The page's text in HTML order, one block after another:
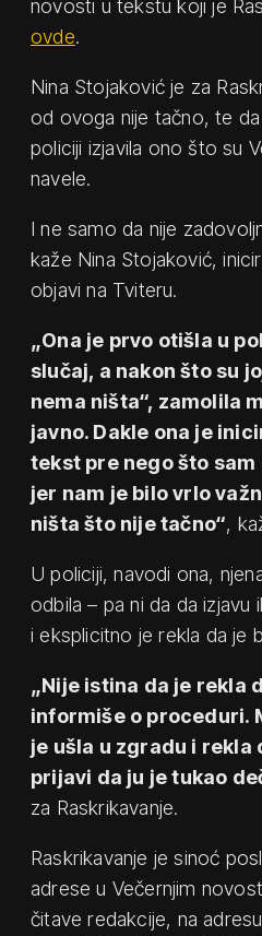
novosti u tekstu koji je
ovde.
Nina Stojaković je za
od ovoga nije tačno, te
policiji izjavila ono što su
navele.
I ne samo da nije
kaže Nina Stojaković,
objavi na Tviteru.
„Ona je prvo otišla u
slučaj, a nakon što su
nema ništa“, zamolila
javno. Dakle ona je
tekst pre nego što
jer nam je bilo vrlo
ništa što nije tačno“,
U policiji, navodi ona,
odbila – pa ni da da izjavu
i eksplicitno je rekla da je
„Nije istina da je rekla
informiše o proceduri.
je ušla u zgradu i rekla
prijavi da ju je tukao
za Raskrikavanje.
Raskrikavanje je sinoć
adrese u Večernjim
čitave redakcije, na